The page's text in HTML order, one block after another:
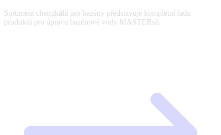
Sortiment chemikálií pro bazény představuje kompletní řadu
produktů pro úpravu bazénové vody MASTERsil.